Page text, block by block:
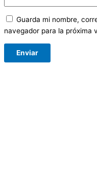
Guarda mi nombre,
navegador para la próxima